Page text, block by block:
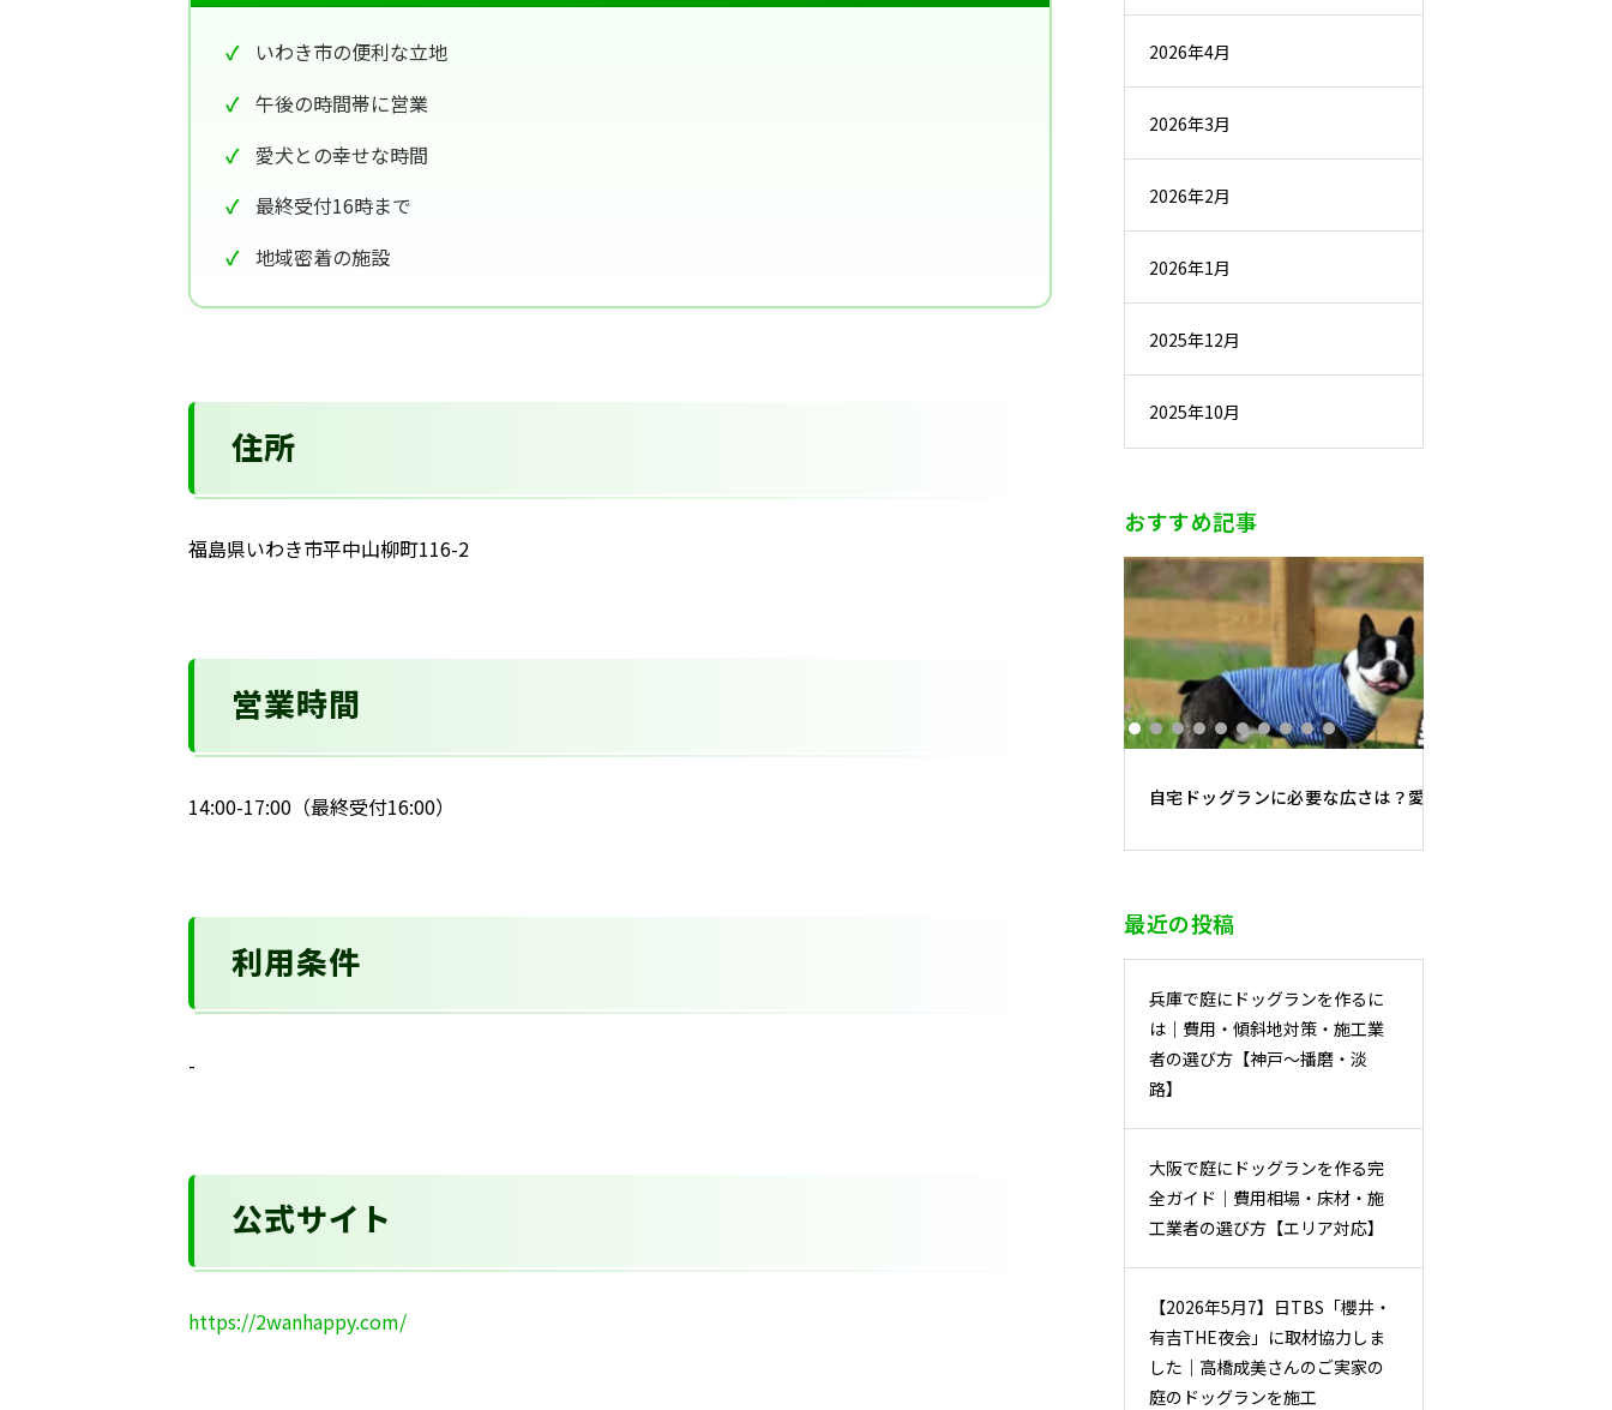
いわき市の便利な立地
午後の時間帯に営業
愛犬との幸せな時間
最終受付16時まで
地域密着の施設
住所
福島県いわき市平中山柳町116-2
営業時間
14:00-17:00（最終受付16:00）
利用条件
-
公式サイト
https://2wanhappy.com/
2026年4月
2026年3月
2026年2月
2026年1月
2025年12月
2025年10月
おすすめ記事
自宅ドッグランに必要な広さは？愛犬の大きさ別・最適面
最近の投稿
兵庫で庭にドッグランを作るに
は｜費用・傾斜地対策・施工業
者の選び方【神戸〜播磨・淡
路】
大阪で庭にドッグランを作る完
全ガイド｜費用相場・床材・施
工業者の選び方【エリア対応】
【2026年5月7】日TBS「櫻井・
有吉THE夜会」に取材協力しま
した｜高橋成美さんのご実家の
庭のドッグランを施工